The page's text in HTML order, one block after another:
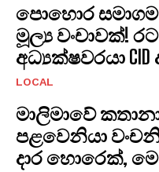
පොහොර
මූල්‍ය වංචාවක්!
අධ්‍යක්ෂවරයා
LOCAL
මාලිමාවේ
පළවෙනියා
දාර හොරෙක්,